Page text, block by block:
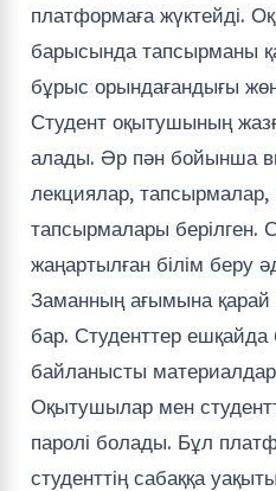
платформаға жүктейді.
барысында тапсырманы
бұрыс орындағандығы
Студент оқытушының
алады. Әр пән бойынша
лекциялар, тапсырмалар,
тапсырмалары берілген.
жаңартылған білім беру
Заманның ағымына қарай
бар. Студенттер
байланысты
Оқытушылар мен
паролі болады. Бұл
студенттің сабаққа